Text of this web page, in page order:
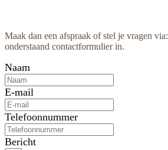
Maak dan een afspraak of stel je vragen via:
onderstaand contactformulier in.
Naam
E-mail
Telefoonnummer
Bericht